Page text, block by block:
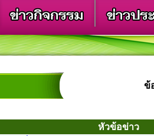
ข้
หัวข้อข่าว